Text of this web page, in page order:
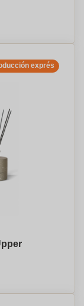
exprés